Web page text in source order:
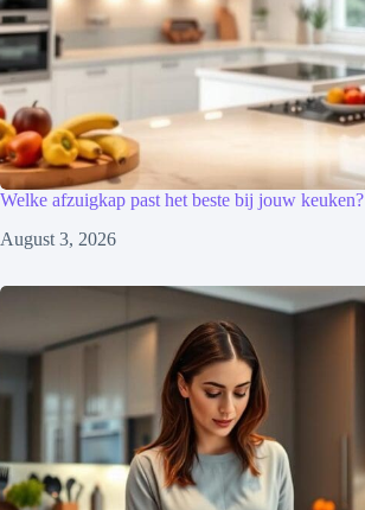
Welke afzuigkap past het beste bij jouw keuken?
August 3, 2026